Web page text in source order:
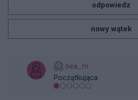
odpowiedz
nowy wątek
bea_m
Początkująca